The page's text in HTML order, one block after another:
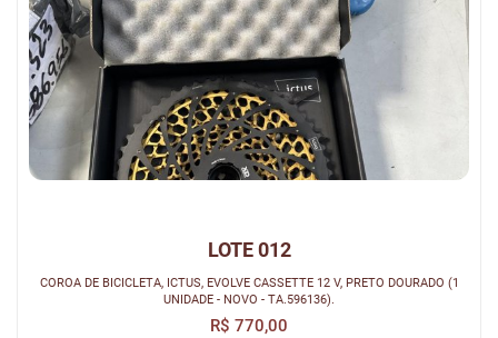
LOTE 012
COROA DE BICICLETA, ICTUS, EVOLVE CASSETTE 12 V, PRETO DOURADO (1
UNIDADE - NOVO - TA.596136).
R$ 770,00